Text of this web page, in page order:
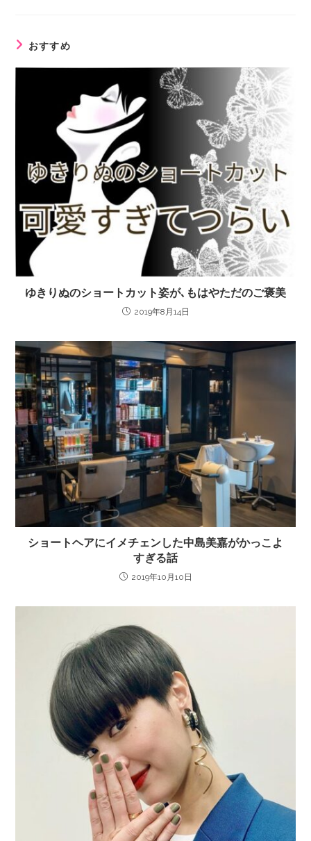
おすすめ
ゆきりぬのショートカット姿が､もはやただのご褒美
2019年8月14日
ショートヘアにイメチェンした中島美嘉がかっこよ
すぎる話
2019年10月10日